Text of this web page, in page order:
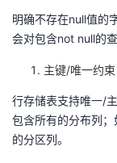
明确不存在null值的
会对包含not null的
主键/唯一约束
行存储表支持唯一/
包含所有的分布列
的分区列。